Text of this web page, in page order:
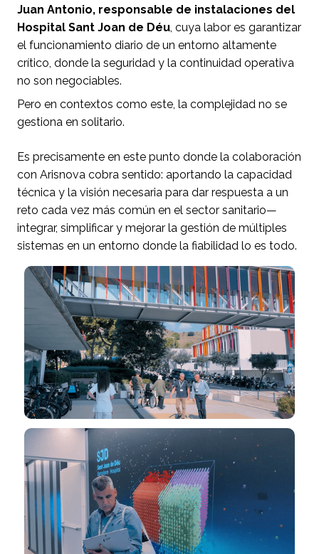
Juan Antonio, responsable de instalaciones del
Hospital Sant Joan de Déu, cuya labor es garantizar
el funcionamiento diario de un entorno altamente
crítico, donde la seguridad y la continuidad operativa
no son negociables.
Pero en contextos como este, la complejidad no se
gestiona en solitario.
Es precisamente en este punto donde la colaboración
con Arisnova cobra sentido: aportando la capacidad
técnica y la visión necesaria para dar respuesta a un
reto cada vez más común en el sector sanitario—
integrar, simplificar y mejorar la gestión de múltiples
sistemas en un entorno donde la fiabilidad lo es todo.